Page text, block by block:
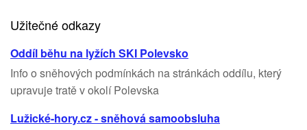
Užitečné odkazy
Oddíl běhu na lyžích SKI Polevsko
Info o sněhových podmínkách na stránkách oddílu, který
upravuje tratě v okolí Polevska
Lužické-hory.cz - sněhová samoobsluha